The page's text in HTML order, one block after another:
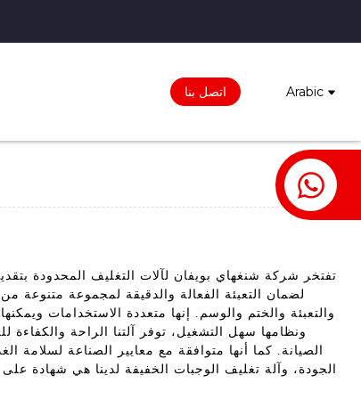
اتصل بنا Arabic
تفتخر شركة شنغهاي بويفان لآلات التغليف المحدودة
لضمان التعبئة الفعالة والدقيقة لمجموعة متنوعة
والتعبئة والختم والوسم. إنها متعددة الاستخدامات
ونظامها سهل التشغيل، توفر آلتنا الراحة
الصيانة. كما أنها متوافقة مع معايير الصناعة لسلامة
الجودة، وآلة تغليف الوجبات الخفيفة لدينا هي شهادة على